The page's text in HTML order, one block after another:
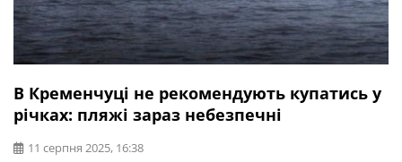
В Кременчуці не рекомендують купатись у
річках: пляжі зараз небезпечні
11 серпня 2025, 16:38